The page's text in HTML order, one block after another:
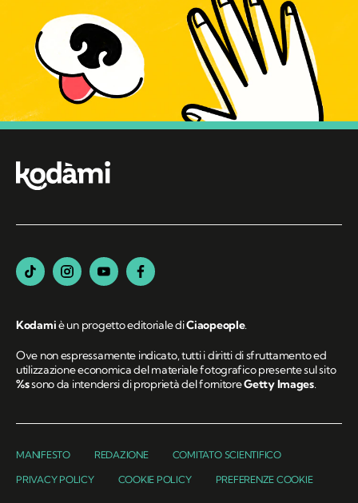
Kodamiè un progetto editoriale diCiaopeople.
Ove non espressamente indicato, tutti i diritti di sfruttamento ed
utilizzazione economica del materiale fotografico presente sul sito
%ssono da intendersi di proprietà del fornitoreGetty Images.
MANIFESTO REDAZIONE COMITATO SCIENTIFICO
PRIVACY POLICY COOKIE POLICY PREFERENZE COOKIE